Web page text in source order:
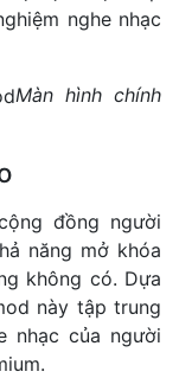
nghe nhạc
Màn hình chính
đồng người
năng mở khóa
không có. Dựa
này tập trung
nhạc của người